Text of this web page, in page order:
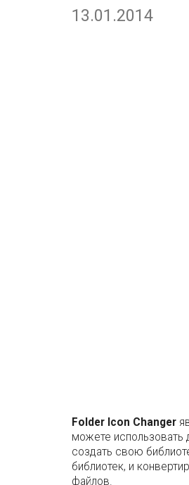
13.01.2014
Folder Icon Changer
можете
создать свою
библиотек, и
файлов.